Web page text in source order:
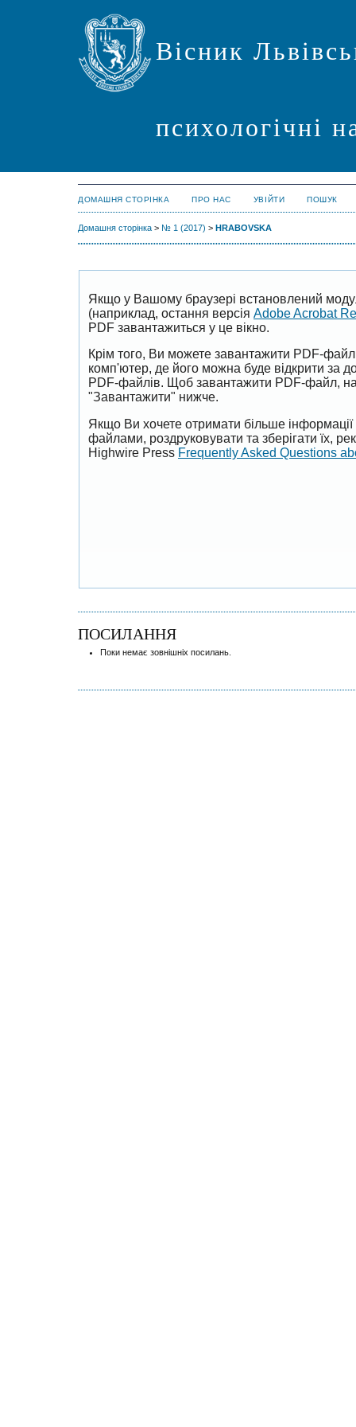
Вісник
психологічні
ДОМАШНЯ СТОРІНКА ПРО НАС УВІЙТИ ПОШУК
Домашня сторінка > № 1 (2017) > HRABOVSKA
Якщо у Вашому браузері встановлений
(наприклад, остання версія Adobe Acrobat
PDF завантажиться у це вікно.
Крім того, Ви можете завантажити PDF-
комп'ютер, де його можна буде відкрити за
PDF-файлів. Щоб завантажити PDF-файл,
"Завантажити" нижче.
Якщо Ви хочете отримати більше
файлами, роздруковувати та зберігати їх,
Highwire Press Frequently Asked Questions
ПОСИЛАННЯ
Поки немає зовнішніх посилань.